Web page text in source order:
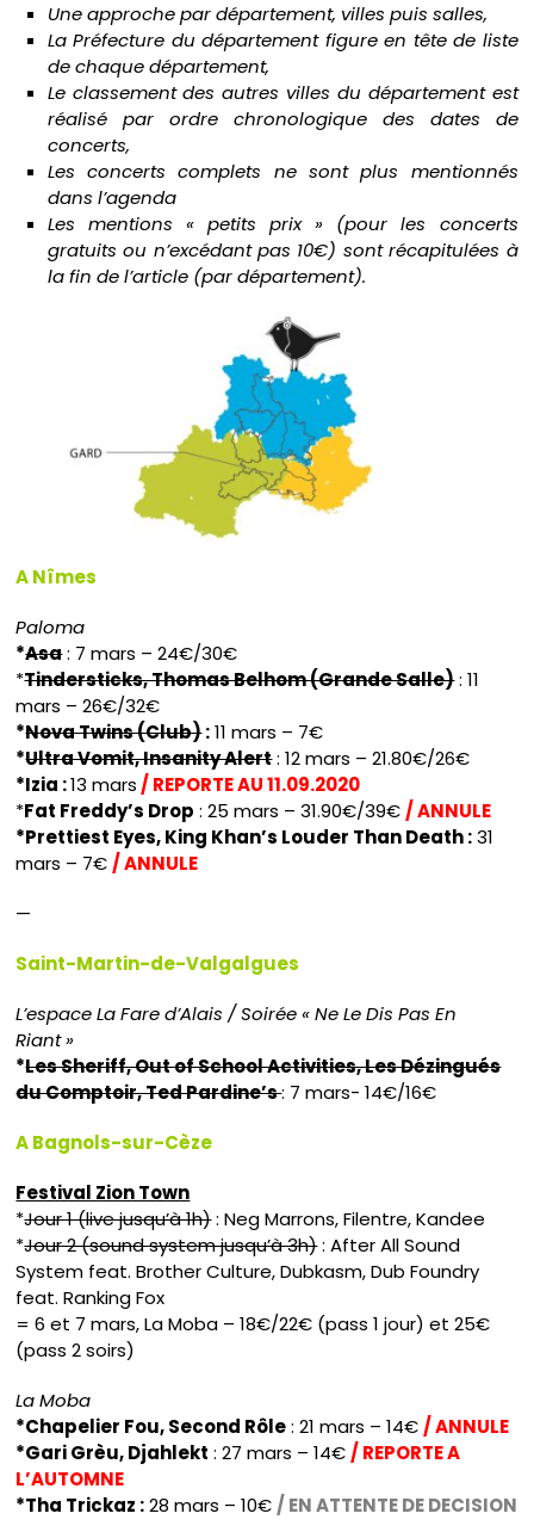
Une approche par département, villes puis salles,
La Préfecture du département figure en tête de liste
de chaque département,
Le classement des autres villes du département est
réalisé par ordre chronologique des dates de
concerts,
Les concerts complets ne sont plus mentionnés
dans l’agenda
Les mentions « petits prix » (pour les concerts
gratuits ou n’excédant pas 10€) sont récapitulées à
la fin de l’article (par département).
A Nîmes
Paloma
*Asa: 7 mars – 24€/30€
*Tindersticks, Thomas Belhom (Grande Salle): 11
mars – 26€/32€
*Nova Twins (Club):11 mars – 7€
*Ultra Vomit, Insanity Alert: 12 mars – 21.80€/26€
*Izia :13 mars / REPORTE AU 11.09.2020
*Fat Freddy’s Drop : 25 mars – 31.90€/39€ / ANNULE
*Prettiest Eyes, King Khan’s Louder Than Death :31
mars – 7€ / ANNULE
—
Saint-Martin-de-Valgalgues
L’espace La Fare d’Alais / Soirée « Ne Le Dis Pas En
Riant »
*Les Sheriff, Out of School Activities, Les Dézingués
du Comptoir, Ted Pardine’s: 7 mars- 14€/16€
A Bagnols-sur-Cèze
Festival Zion Town
*Jour 1 (live jusqu’à 1h): Neg Marrons, Filentre, Kandee
*Jour 2 (sound system jusqu’à 3h): After All Sound
System feat. Brother Culture, Dubkasm, Dub Foundry
feat. Ranking Fox
= 6 et 7 mars, La Moba – 18€/22€ (pass 1 jour) et 25€
(pass 2 soirs)
La Moba
*Chapelier Fou, Second Rôle: 21 mars – 14€ / ANNULE
*Gari Grèu, Djahlekt : 27 mars – 14€ / REPORTE A
L’AUTOMNE
*Tha Trickaz :28 mars – 10€ / EN ATTENTE DE DECISION